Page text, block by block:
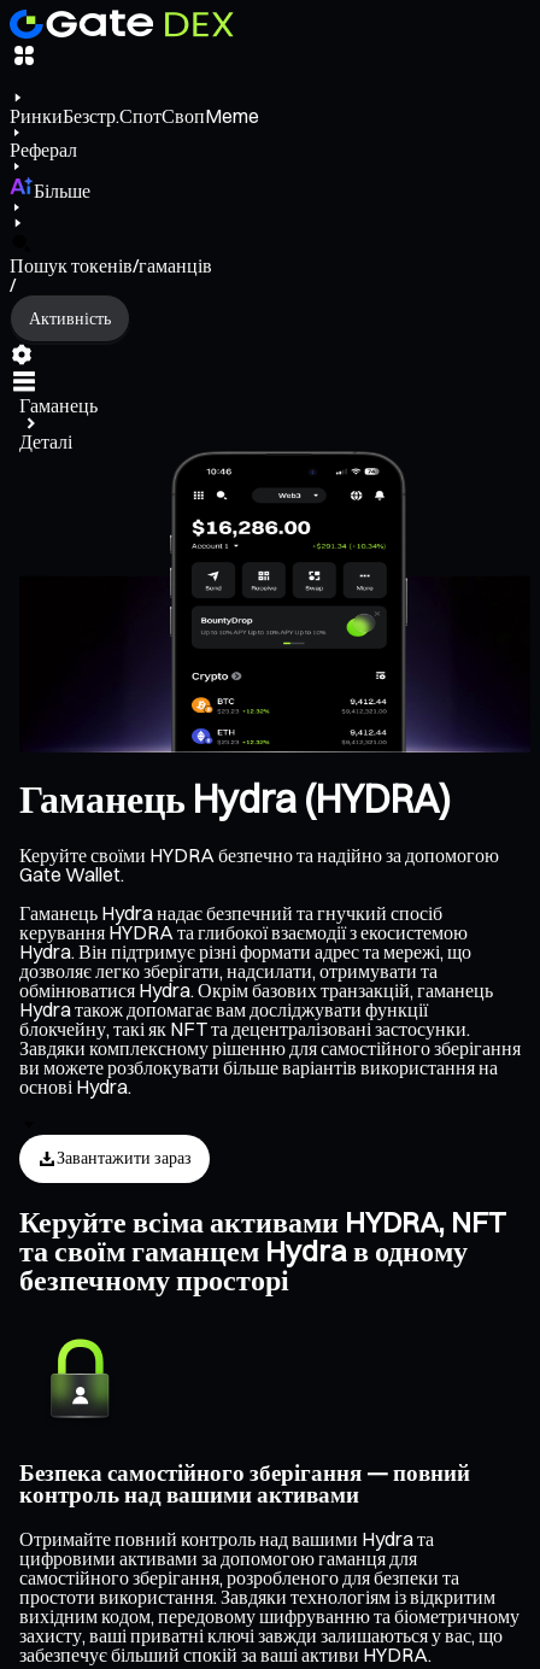
РинкиБезстр.СпотСвопMeme
Реферал
Більше
Пошук токенів/гаманців
/
Активність
Гаманець
Деталі
Гаманець Hydra (HYDRA)
Керуйте своїми HYDRA безпечно та надійно за допомогою
Gate Wallet.
Гаманець Hydra надає безпечний та гнучкий спосіб
керування HYDRA та глибокої взаємодії з екосистемою
Hydra. Він підтримує різні формати адрес та мережі, що
дозволяє легко зберігати, надсилати, отримувати та
обмінюватися Hydra. Окрім базових транзакцій, гаманець
Hydra також допомагає вам досліджувати функції
блокчейну, такі як NFT та децентралізовані застосунки.
Завдяки комплексному рішенню для самостійного зберігання
ви можете розблокувати більше варіантів використання на
основі Hydra.
Завантажити зараз
Керуйте всіма активами HYDRA, NFT
та своїм гаманцем Hydra в одному
безпечному просторі
Безпека самостійного зберігання — повний
контроль над вашими активами
Отримайте повний контроль над вашими Hydra та
цифровими активами за допомогою гаманця для
самостійного зберігання, розробленого для безпеки та
простоти використання. Завдяки технологіям із відкритим
вихідним кодом, передовому шифруванню та біометричному
захисту, ваші приватні ключі завжди залишаються у вас, що
забезпечує більший спокій за ваші активи HYDRA.